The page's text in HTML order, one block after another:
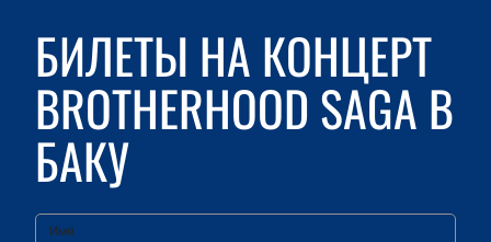
БИЛЕТЫ НА КОНЦЕРТ
BROTHERHOOD SAGA В
БАКУ
Имя